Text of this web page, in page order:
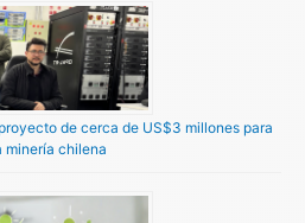
de cerca de US$3 millones para
minería chilena